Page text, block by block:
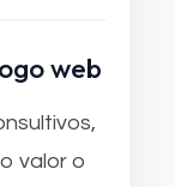
web
valor o